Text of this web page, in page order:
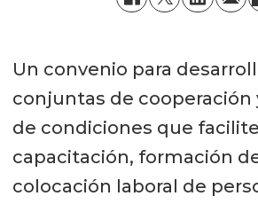
Un convenio para
conjuntas de cooperación
de condiciones que
capacitación, formación
colocación laboral de